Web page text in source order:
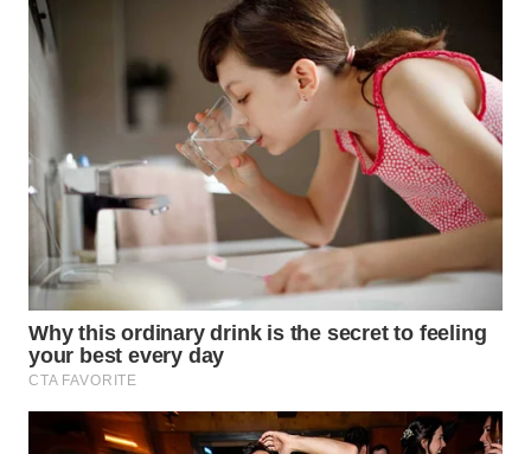
CIANJUR
KEPULAUAN
SERIBU
WN
TANGERANG
WN
BINJAI
WN
CIREBON